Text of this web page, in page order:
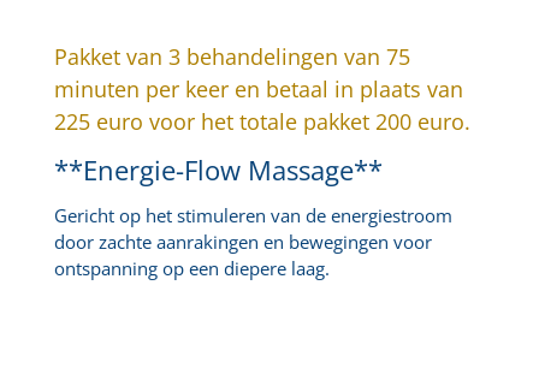
Pakket van 3 behandelingen van 75
minuten per keer en betaal in plaats van
225 euro voor het totale pakket 200 euro.
**Energie-Flow Massage**
Gericht op het stimuleren van de energiestroom
door zachte aanrakingen en bewegingen voor
ontspanning op een diepere laag.